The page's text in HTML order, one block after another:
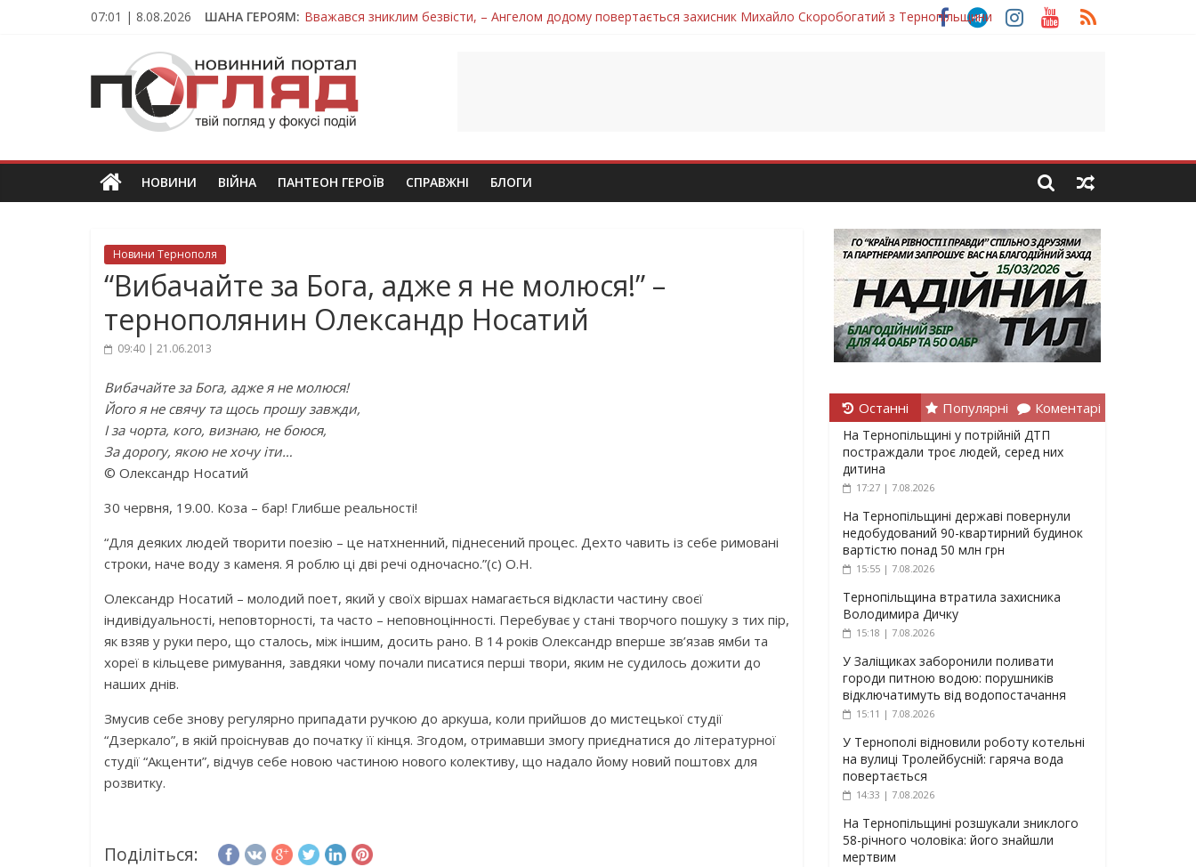
07:01 | 8.08.2026 ШАНА ГЕРОЯМ: Вважався зниклим безвісти, – Ангелом додому повертається захисник Михайло Скоробогатий з Тернопільщини
Тернопільщина втратила захисника Володимира Вельму
Захисник з Тернопільщини Петро Федів повертається до рідного дому «на щиті»
Тернопільщина втратила захисника Володимира Дичку
ПОГЛЯД
Новини
Тернополя.
новини
та
НОВИНИ ВІЙНА ПАНТЕОН ГЕРОЇВ СПРАВЖНІ БЛОГИ
Новини Тернополя
“Вибачайте за Бога, адже я не молюся!” –
тернополянин Олександр Носатий
09:40 | 21.06.2013
Вибачайте за Бога, адже я не молюся!
Його я не свячу та щось прошу завжди,
І за чорта, кого, визнаю, не боюся,
За дорогу, якою не хочу іти…
© Олександр Носатий
30 червня, 19.00. Коза – бар! Глибше реальності!
“Для деяких людей творити поезію – це натхненний, піднесений процес. Дехто чавить із себе римовані
строки, наче воду з каменя. Я роблю ці дві речі одночасно.”(с) О.Н.
Олександр Носатий – молодий поет, який у своїх віршах намагається відкласти частину своєї
індивідуальності, неповторності, та часто – неповноцінності. Перебуває у стані творчого пошуку з тих пір,
як взяв у руки перо, що сталось, між іншим, досить рано. В 14 років Олександр вперше зв’язав ямби та
хореї в кільцеве римування, завдяки чому почали писатися перші твори, яким не судилось дожити до
наших днів.
Змусив себе знову регулярно припадати ручкою до аркуша, коли прийшов до мистецької студії
“Дзеркало”, в якій проіснував до початку її кінця. Згодом, отримавши змогу приєднатися до літературної
студії “Акценти”, відчув себе новою частиною нового колективу, що надало йому новий поштовх для
розвитку.
Поділіться:
Останні Популярні Коментарі
На Тернопільщині у потрійній ДТП
постраждали троє людей, серед них
дитина
17:27 | 7.08.2026
На Тернопільщині державі повернули
недобудований 90-квартирний будинок
вартістю понад 50 млн грн
15:55 | 7.08.2026
Тернопільщина втратила захисника
Володимира Дичку
15:18 | 7.08.2026
У Заліщиках заборонили поливати
городи питною водою: порушників
відключатимуть від водопостачання
15:11 | 7.08.2026
У Тернополі відновили роботу котельні
на вулиці Тролейбусній: гаряча вода
повертається
14:33 | 7.08.2026
На Тернопільщині розшукали зниклого
58-річного чоловіка: його знайшли
мертвим